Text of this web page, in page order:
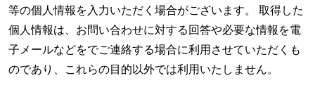
等の個人情報を入力いただく場合がございます。 取得した
個人情報は、お問い合わせに対する回答や必要な情報を電
子メールなどをでご連絡する場合に利用させていただくも
のであり、これらの目的以外では利用いたしません。